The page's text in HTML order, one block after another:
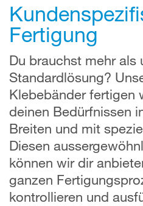
Fertigung
Du brauchst mehr als
Standardlösung?
Klebebänder fertigen
deinen Bedürfnissen
Breiten und mit
Diesen
können wir dir
ganzen
kontrollieren und